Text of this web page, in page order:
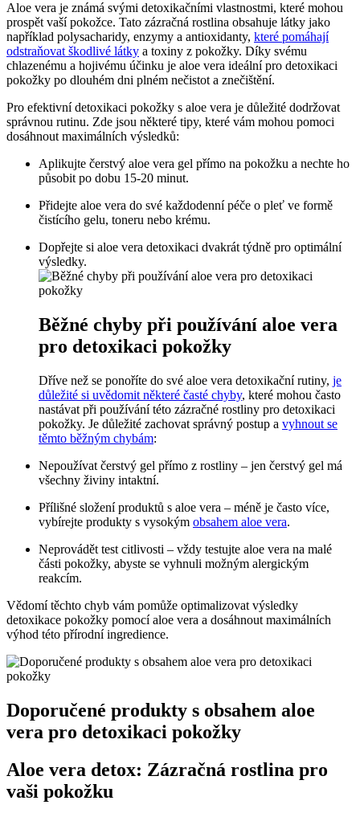
Aloe vera je známá svými detoxikačními vlastnostmi, které mohou
prospět vaší pokožce. Tato zázračná rostlina obsahuje látky jako
například polysacharidy, enzymy a antioxidanty, které pomáhají
odstraňovat škodlivé látky a toxiny z pokožky. Díky svému
chlazenému a hojivému účinku je aloe vera ideální pro detoxikaci
pokožky po dlouhém dni plném nečistot a znečištění.
Pro efektivní detoxikaci pokožky s aloe vera je důležité dodržovat
správnou rutinu. Zde jsou některé tipy, které vám mohou pomoci
dosáhnout maximálních výsledků:
Aplikujte čerstvý aloe vera gel přímo na pokožku a nechte ho
působit po dobu 15-20 minut.
Přidejte aloe vera do své každodenní péče o pleť ve formě
čistícího gelu, toneru nebo krému.
Dopřejte si aloe vera detoxikaci dvakrát týdně pro optimální
výsledky.
Běžné chyby při používání aloe vera
pro detoxikaci pokožky
Dříve než se ponoříte do své aloe vera detoxikační rutiny, je
důležité si uvědomit některé časté chyby, které mohou často
nastávat při používání této zázračné rostliny pro detoxikaci
pokožky. Je důležité zachovat správný postup a vyhnout se
těmto běžným chybám:
Nepoužívat čerstvý gel přímo z rostliny – jen čerstvý gel má
všechny živiny intaktní.
Přílišné složení produktů s aloe vera – méně je často více,
vybírejte produkty s vysokým obsahem aloe vera.
Neprovádět test citlivosti – vždy testujte aloe vera na malé
části pokožky, abyste se vyhnuli možným alergickým
reakcím.
Vědomí těchto chyb vám pomůže optimalizovat výsledky
detoxikace pokožky pomocí aloe vera a dosáhnout maximálních
výhod této přírodní ingredience.
Doporučené produkty s obsahem aloe
vera pro detoxikaci pokožky
Aloe vera detox: Zázračná rostlina pro
vaši pokožku